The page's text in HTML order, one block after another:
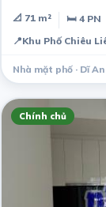
📐 71 m² 🛏 4 PN
📍Khu Phố Chiêu
Nhà mặt phố · Dĩ An
Chính chủ